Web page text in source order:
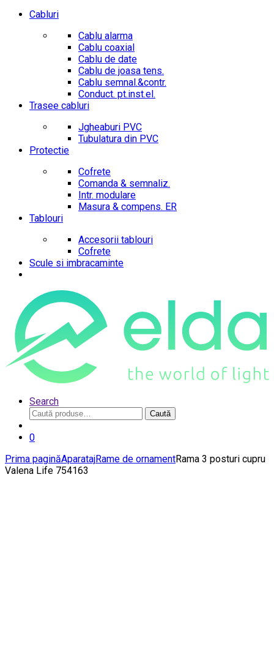
Cabluri
Cablu alarma
Cablu coaxial
Cablu de date
Cablu de joasa tens.
Cablu semnal.&contr.
Conduct. pt.inst.el.
Trasee cabluri
Jgheaburi PVC
Tubulatura din PVC
Protectie
Cofrete
Comanda & semnaliz.
Intr. modulare
Masura & compens. ER
Tablouri
Accesorii tablouri
Cofrete
Scule si imbracaminte
Search
Caută
după:
Caută
0
Prima paginăAparatajRame de ornamentRama 3 posturi cupru
Valena Life 754163